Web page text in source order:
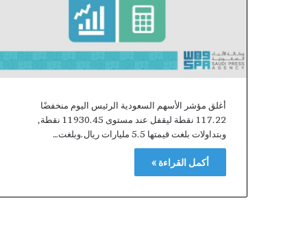
أغلق مؤشر الأسهم السعودية الرئيس اليوم منخفضًا
117.22 نقطة ليقفل عند مستوى 11930.45 نقطة,
وبتداولات بلغت قيمتها 5.5 مليارات ريال.وبلغت…
أكمل القراءة »
Verification
Providers